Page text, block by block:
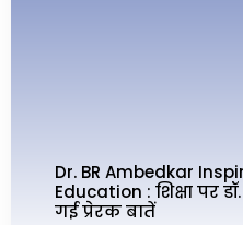
Dr. BR Ambedkar
Education : शिक्षा पर
गई प्रेरक बातें